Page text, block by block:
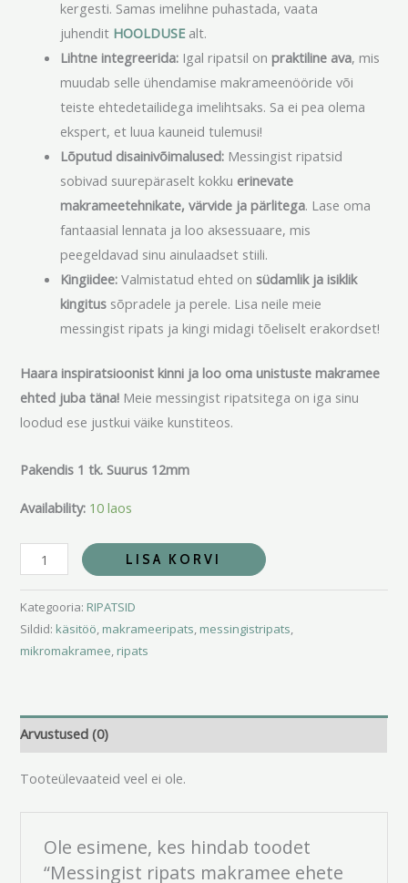
kergesti. Samas imelihne puhastada, vaata
juhendit HOOLDUSEalt.
Lihtne integreerida: Igal ripatsil onpraktiline ava, mis
muudab selle ühendamise makrameenööride või
teiste ehtedetailidega imelihtsaks. Sa ei pea olema
ekspert, et luua kauneid tulemusi!
Lõputud disainivõimalused: Messingist ripatsid
sobivad suurepäraselt kokku erinevate
makrameetehnikate, värvide ja pärlitega. Lase oma
fantaasial lennata ja loo aksessuaare, mis
peegeldavad sinu ainulaadset stiili.
Kingiidee: Valmistatud ehted onsüdamlik ja isiklik
kingitus sõpradele ja perele. Lisa neile meie
messingist ripats ja kingi midagi tõeliselt erakordset!
Haara inspiratsioonist kinni ja loo oma unistuste makramee
ehted juba täna! Meie messingist ripatsitega on iga sinu
loodud ese justkui väike kunstiteos.
Pakendis 1 tk. Suurus 12mm
Availability: 10 laos
LISA KORVI
Kategooria: RIPATSID
Sildid: käsitöö, makrameeripats, messingistripats,
mikromakramee, ripats
Arvustused (0)
Tooteülevaateid veel ei ole.
Ole esimene, kes hindab toodet
“Messingist ripats makramee ehete